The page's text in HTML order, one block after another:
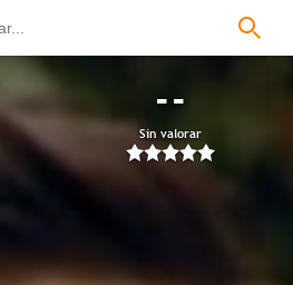
--
Sin valorar